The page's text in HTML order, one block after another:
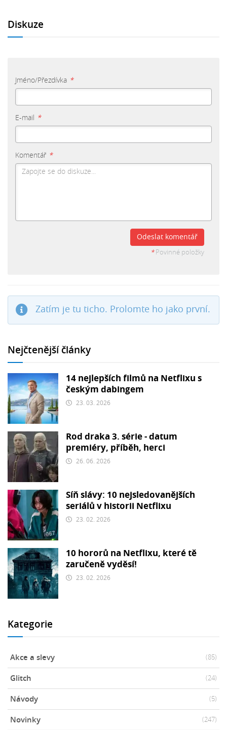
Diskuze
Jméno/Přezdívka *
E-mail *
Komentář *
Odeslat komentář
*Povinné položky
Zatím je tu ticho. Prolomte ho jako první.
Nejčtenější články
14 nejlepších filmů na Netflixu s
českým dabingem
23. 03. 2026
Rod draka 3. série - datum
premiéry, příběh, herci
26. 06. 2026
Síň slávy: 10 nejsledovanějších
seriálů v historii Netflixu
23. 02. 2026
10 hororů na Netflixu, které tě
zaručeně vyděsí!
23. 02. 2026
Kategorie
Akce a slevy (85)
Glitch (24)
Návody (5)
Novinky (247)